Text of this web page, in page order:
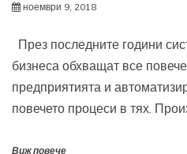
ноември 9, 2018
През последните години
бизнеса обхващат все
предприятията и
повечето процеси в тях.
Виж повече